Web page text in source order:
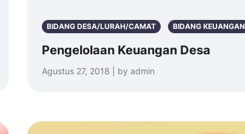
BIDANG DESA/LURAH/CAMAT BIDANG KEUANGAN
Pengelolaan Keuangan Desa
Agustus 27, 2018 | by admin